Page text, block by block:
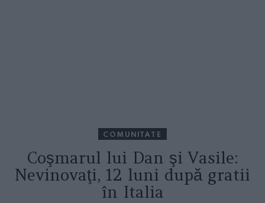
COMUNITATE
Coşmarul lui Dan şi Vasile:
Nevinovaţi, 12 luni după gratii
în Italia